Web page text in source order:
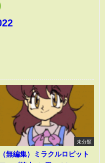
未分類
（無編集）ミラクルロピット